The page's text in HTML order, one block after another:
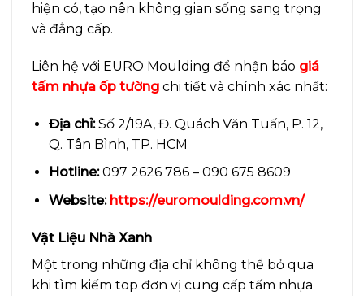
hiện có, tạo nên không gian sống sang trọng
và đẳng cấp.
Liên hệ với EURO Moulding để nhận báo giá
tấm nhựa ốp tường chi tiết và chính xác nhất:
Địa chỉ:Số 2/19A, Đ. Quách Văn Tuấn, P. 12,
Q. Tân Bình, TP. HCM
Hotline:097 2626 786 – 090 675 8609
Website: https://euromoulding.com.vn/
Vật Liệu Nhà Xanh
Một trong những địa chỉ không thể bỏ qua
khi tìm kiếm top đơn vị cung cấp tấm nhựa